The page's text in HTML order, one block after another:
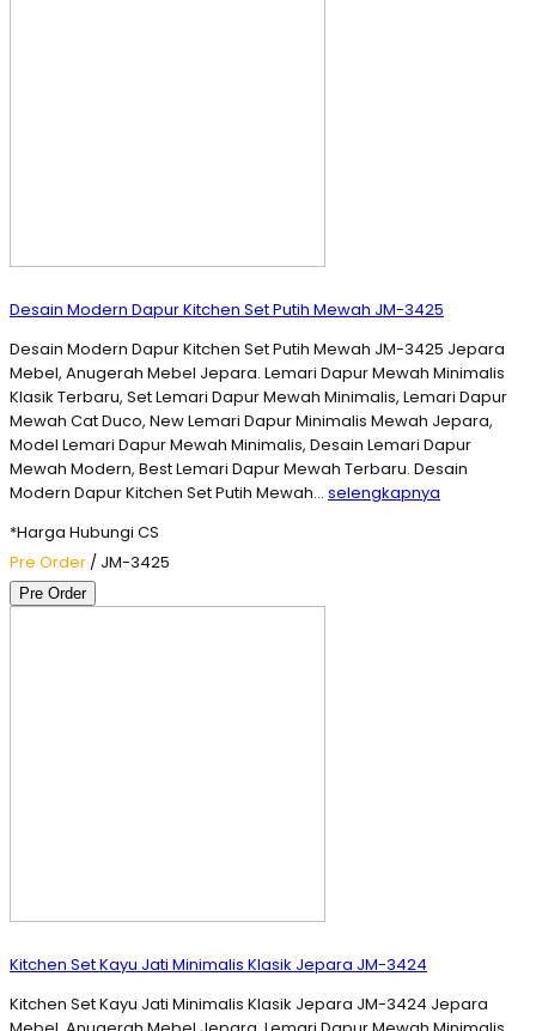
Desain Modern Dapur Kitchen Set Putih Mewah JM-3425
Desain Modern Dapur Kitchen Set Putih Mewah JM-3425 Jepara
Mebel, Anugerah Mebel Jepara. Lemari Dapur Mewah Minimalis
Klasik Terbaru, Set Lemari Dapur Mewah Minimalis, Lemari Dapur
Mewah Cat Duco, New Lemari Dapur Minimalis Mewah Jepara,
Model Lemari Dapur Mewah Minimalis, Desain Lemari Dapur
Mewah Modern, Best Lemari Dapur Mewah Terbaru. Desain
Modern Dapur Kitchen Set Putih Mewah… selengkapnya
*Harga Hubungi CS
Pre Order / JM-3425
Pre Order
Kitchen Set Kayu Jati Minimalis Klasik Jepara JM-3424
Kitchen Set Kayu Jati Minimalis Klasik Jepara JM-3424 Jepara